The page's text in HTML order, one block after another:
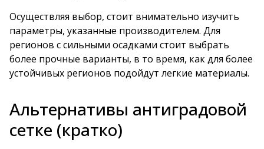
Осуществляя выбор, стоит внимательно изучить
параметры, указанные производителем. Для
регионов с сильными осадками стоит выбрать
более прочные варианты, в то время, как для более
устойчивых регионов подойдут легкие материалы.
Альтернативы антиградовой
сетке (кратко)